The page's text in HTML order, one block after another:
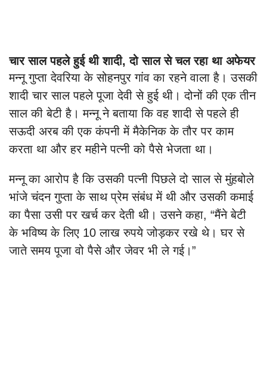
चार साल पहले हुई थी शादी, दो साल से चल रहा था अफेयर
मन्नू गुप्ता देवरिया के सोहनपुर गांव का रहने वाला है। उसकी
शादी चार साल पहले पूजा देवी से हुई थी। दोनों की एक तीन
साल की बेटी है। मन्नू ने बताया कि वह शादी से पहले ही
सऊदी अरब की एक कंपनी में मैकेनिक के तौर पर काम
करता था और हर महीने पत्नी को पैसे भेजता था।
मन्नू का आरोप है कि उसकी पत्नी पिछले दो साल से मुंहबोले
भांजे चंदन गुप्ता के साथ प्रेम संबंध में थी और उसकी कमाई
का पैसा उसी पर खर्च कर देती थी। उसने कहा, “मैंने बेटी
के भविष्य के लिए 10 लाख रुपये जोड़कर रखे थे। घर से
जाते समय पूजा वो पैसे और जेवर भी ले गई।”